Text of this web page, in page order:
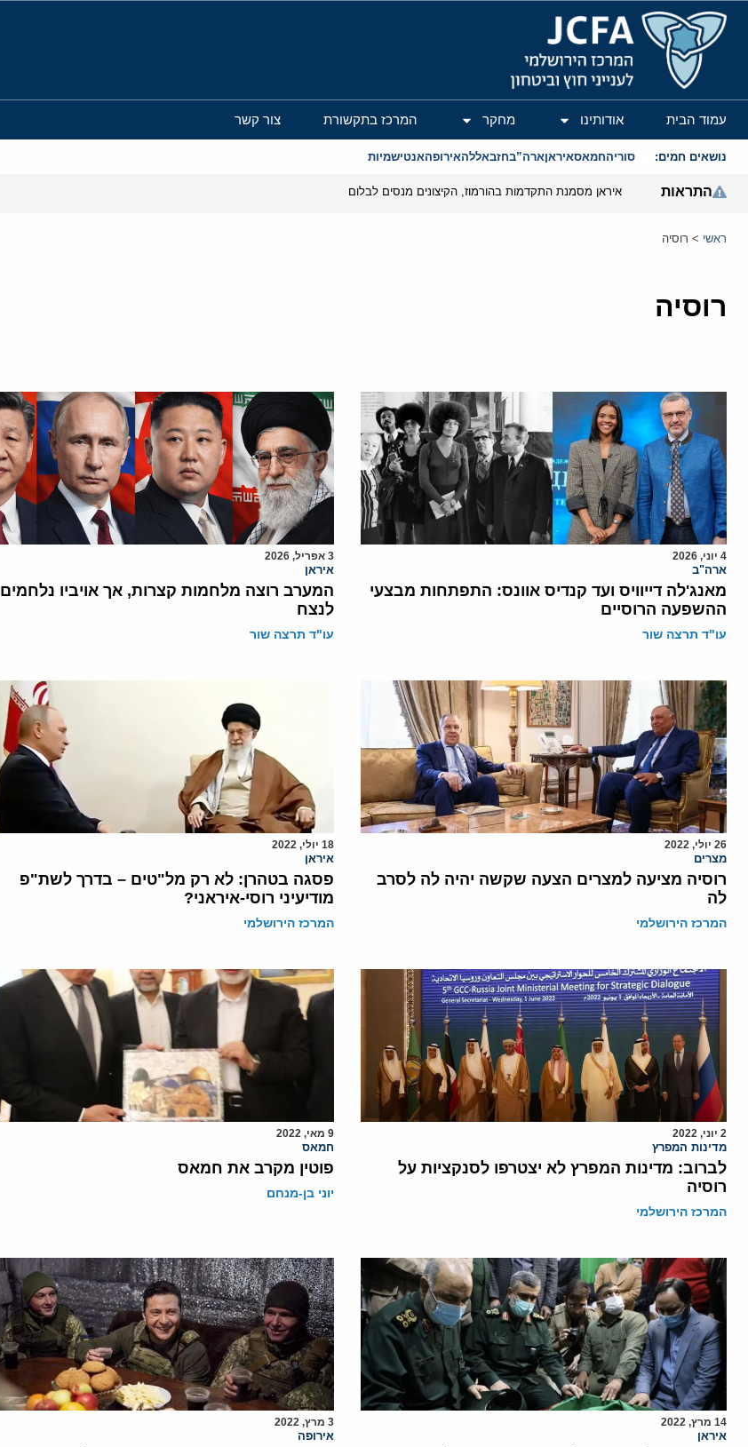
המרכז הירושלמי לענייני חוץ וביטחון
עמוד הבית אודותינו מחקר המרכז בתקשורת צור קשר
נושאים חמים: סוריהחמאסאיראןארה”בחזבאללהאירופהאנטישמיות
התראות איראן מסמנת התקדמות בהורמוז, הקיצונים מנסים לבלום
ראשי > רוסיה
רוסיה
4 יוני, 2026
ארה"ב
מאנג'לה דייוויס ועד קנדיס אוונס: התפתחות מבצעי
ההשפעה הרוסיים
עו"ד תרצה שור
3 אפריל, 2026
איראן
המערב רוצה מלחמות קצרות, אך אויביו נלחמים
לנצח
עו"ד תרצה שור
26 יולי, 2022
מצרים
רוסיה מציעה למצרים הצעה שקשה יהיה לה לסרב
לה
המרכז הירושלמי
18 יולי, 2022
איראן
פסגה בטהרן: לא רק מל"טים – בדרך לשת"פ
מודיעיני רוסי-איראני?
המרכז הירושלמי
2 יוני, 2022
מדינות המפרץ
לברוב: מדינות המפרץ לא יצטרפו לסנקציות על
רוסיה
המרכז הירושלמי
9 מאי, 2022
חמאס
פוטין מקרב את חמאס
יוני בן-מנחם
14 מרץ, 2022
איראן
3 מרץ, 2022
אירופה